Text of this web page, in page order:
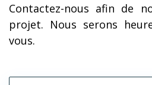
Contactez-nous afin de
projet. Nous serons
vous.